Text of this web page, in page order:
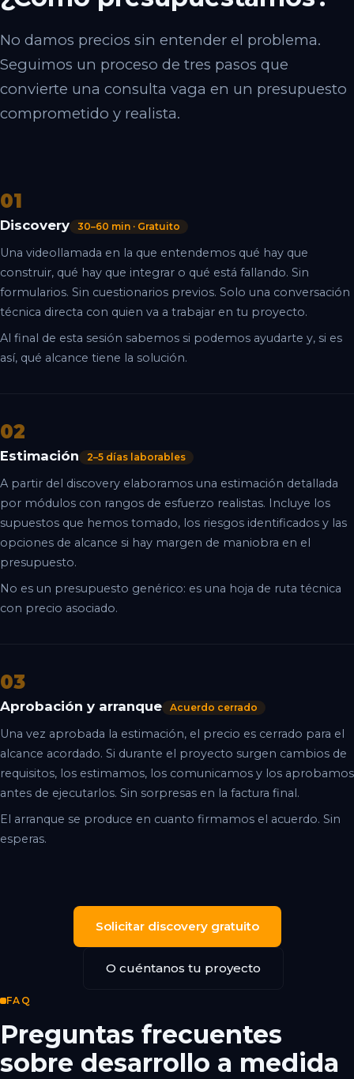
No damos precios sin entender el problema.
Seguimos un proceso de tres pasos que
convierte una consulta vaga en un presupuesto
comprometido y realista.
01
Discovery 30–60 min · Gratuito
Una videollamada en la que entendemos qué hay que
construir, qué hay que integrar o qué está fallando. Sin
formularios. Sin cuestionarios previos. Solo una conversación
técnica directa con quien va a trabajar en tu proyecto.
Al final de esta sesión sabemos si podemos ayudarte y, si es
así, qué alcance tiene la solución.
02
Estimación 2–5 días laborables
A partir del discovery elaboramos una estimación detallada
por módulos con rangos de esfuerzo realistas. Incluye los
supuestos que hemos tomado, los riesgos identificados y las
opciones de alcance si hay margen de maniobra en el
presupuesto.
No es un presupuesto genérico: es una hoja de ruta técnica
con precio asociado.
03
Aprobación y arranque Acuerdo cerrado
Una vez aprobada la estimación, el precio es cerrado para el
alcance acordado. Si durante el proyecto surgen cambios de
requisitos, los estimamos, los comunicamos y los aprobamos
antes de ejecutarlos. Sin sorpresas en la factura final.
El arranque se produce en cuanto firmamos el acuerdo. Sin
esperas.
Solicitar discovery gratuito
O cuéntanos tu proyecto
FAQ
Preguntas frecuentes
sobre desarrollo a medida